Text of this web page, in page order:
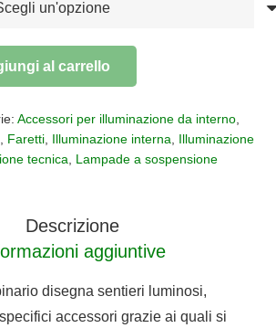
al carrello
Accessori per illuminazione da interno,
Faretti Illuminazione interna
Illuminazione
tecnica Lampade a sospensione
Descrizione
aggiuntive
disegna sentieri luminosi,
accessori grazie ai quali si